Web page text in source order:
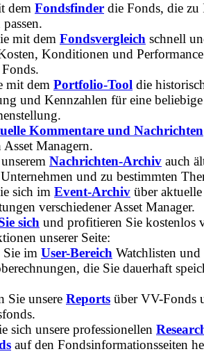
dem Fondsfinder die Fonds, die zu
mit dem Fondsvergleich schnell
Konditionen und Performance
mit dem Portfolio-Tool die
und Kennzahlen für eine beliebige
Kommentare und Nachrichten
Asset Managern.
Nachrichten-Archiv auch
und zu bestimmten
sich im Event-Archiv über
verschiedener Asset Manager.
sich und profitieren Sie kostenlos
unserer Seite:
Sie im User-Bereich Watchlisten und
die Sie dauerhaft
Sie unsere Reports über VV-Fonds
sich unsere professionellen
auf den Fondsinformationsseiten